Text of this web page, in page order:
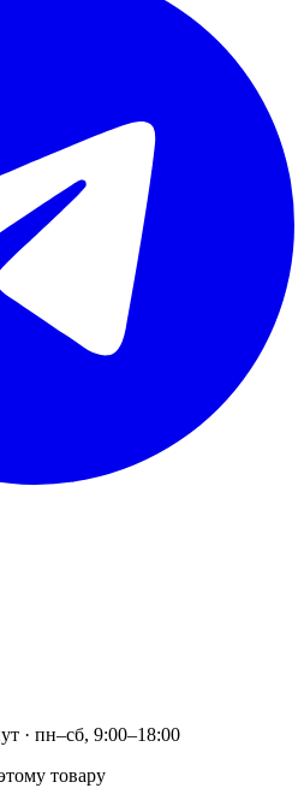
· пн–сб, 9:00–18:00
товару